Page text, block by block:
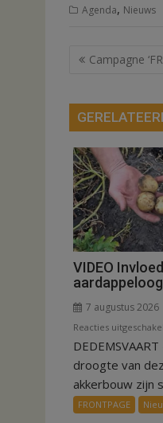
Agenda, Nieuws
Bericht
Campagne
VIDEO
7 augustus 2026
Reacties
droogte van
akkerbouw zijn
FRONTPAGE